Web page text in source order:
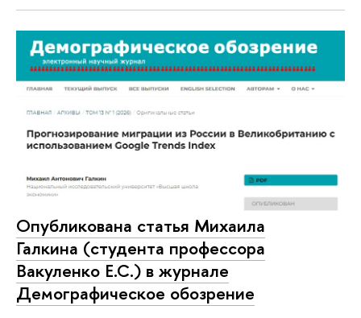
Опубликована статья Михаила
Галкина (студента профессора
Вакуленко Е.С.) в журнале
Демографическое обозрение